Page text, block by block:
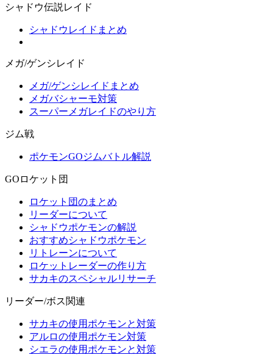
シャドウ伝説レイド
シャドウレイドまとめ
メガ/ゲンシレイド
メガ/ゲンシレイドまとめ
メガバシャーモ対策
スーパーメガレイドのやり方
ジム戦
ポケモンGOジムバトル解説
GOロケット団
ロケット団のまとめ
リーダーについて
シャドウポケモンの解説
おすすめシャドウポケモン
リトレーンについて
ロケットレーダーの作り方
サカキのスペシャルリサーチ
リーダー/ボス関連
サカキの使用ポケモンと対策
アルロの使用ポケモン対策
シエラの使用ポケモンと対策